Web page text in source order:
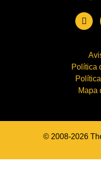
Política
Mapa
© 2008-2026